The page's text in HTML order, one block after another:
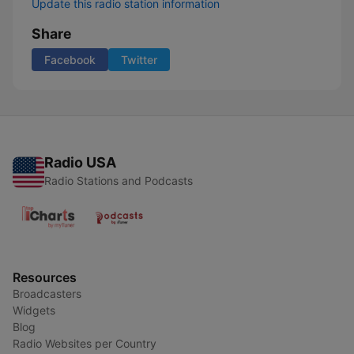
Update this radio station information
Share
Facebook Twitter
Radio USA
Radio Stations and Podcasts
Resources
Broadcasters
Widgets
Blog
Radio Websites per Country